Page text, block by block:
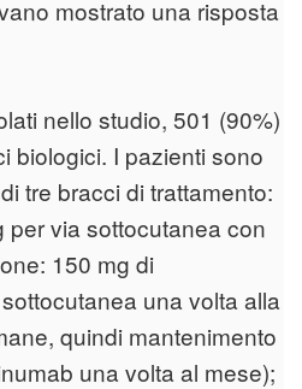
mostrato una risposta
nello studio, 501 (90%)
biologici. I pazienti sono
tre bracci di trattamento:
via sottocutanea con
150 mg di
una volta alla
quindi mantenimento
una volta al mese);